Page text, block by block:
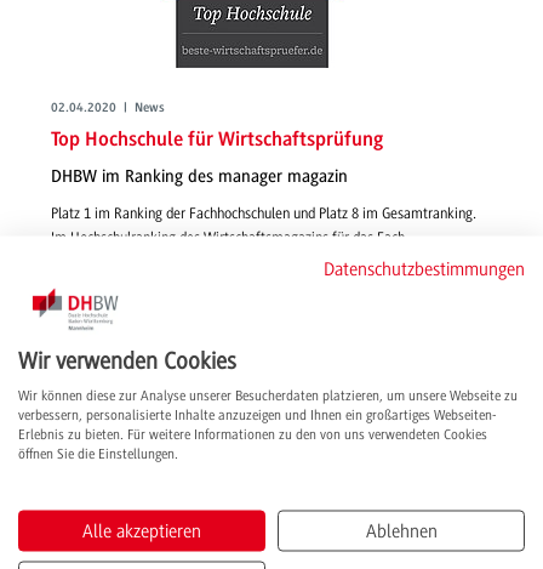
02.04.2020 | News
Top Hochschule für Wirtschaftsprüfung
DHBW im Ranking des manager magazin
Platz 1 im Ranking der Fachhochschulen und Platz 8 im Gesamtranking.
Im Hochschulranking des Wirtschaftsmagazins für das Fach
Wirtschaftsprüfung erzielt die DHBW tolle Ergebnisse und eine exzellente
Bewertung aus der Wirtschaft.
weiterlesen
Datenschutzbestimmungen
Wir verwenden Cookies
Wir können diese zur Analyse unserer Besucherdaten platzieren, um unsere Webseite zu
verbessern, personalisierte Inhalte anzuzeigen und Ihnen ein großartiges Webseiten-
Erlebnis zu bieten. Für weitere Informationen zu den von uns verwendeten Cookies
öffnen Sie die Einstellungen.
Alle akzeptieren Ablehnen